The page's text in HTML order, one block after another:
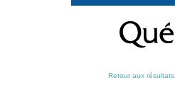
contenu
Retour aux résultats